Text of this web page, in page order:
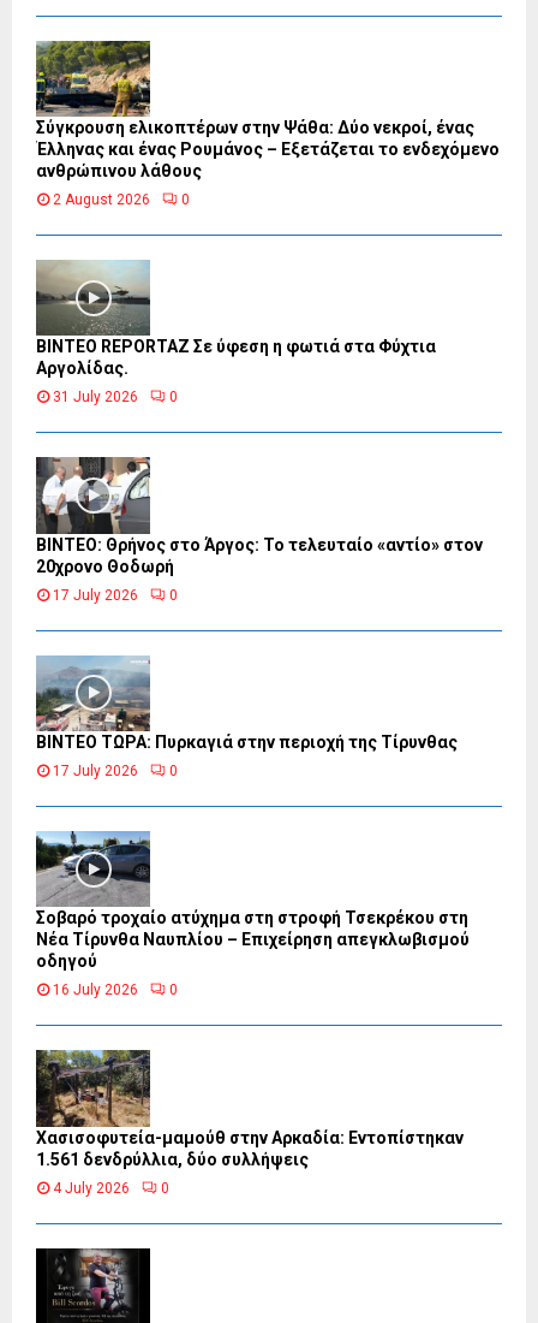
Σύγκρουση ελικοπτέρων στην Ψάθα: Δύο νεκροί, ένας
Έλληνας και ένας Ρουμάνος – Εξετάζεται το ενδεχόμενο
ανθρώπινου λάθους
2 August 2026 0
BINTEO REPORTAZ Σε ύφεση η φωτιά στα Φύχτια
Αργολίδας.
31 July 2026 0
ΒΙΝΤΕΟ: Θρήνος στο Άργος: Το τελευταίο «αντίο» στον
20χρονο Θοδωρή
17 July 2026 0
ΒΙΝΤΕΟ ΤΩΡΑ: Πυρκαγιά στην περιοχή της Τίρυνθας
17 July 2026 0
Σοβαρό τροχαίο ατύχημα στη στροφή Τσεκρέκου στη
Νέα Τίρυνθα Ναυπλίου – Επιχείρηση απεγκλωβισμού
οδηγού
16 July 2026 0
Χασισοφυτεία-μαμούθ στην Αρκαδία: Εντοπίστηκαν
1.561 δενδρύλλια, δύο συλλήψεις
4 July 2026 0